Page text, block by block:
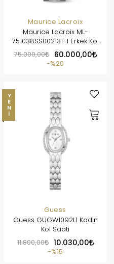
Maurice Lacroix
Maurice Lacroix ML-
751038SS002131-1 Erkek Kol
75.000,00 60.000,00
%20
YENI
Guess
Guess GUGW1092L1 Kadın
Kol Saati
11.800,00
10.030,00
%15